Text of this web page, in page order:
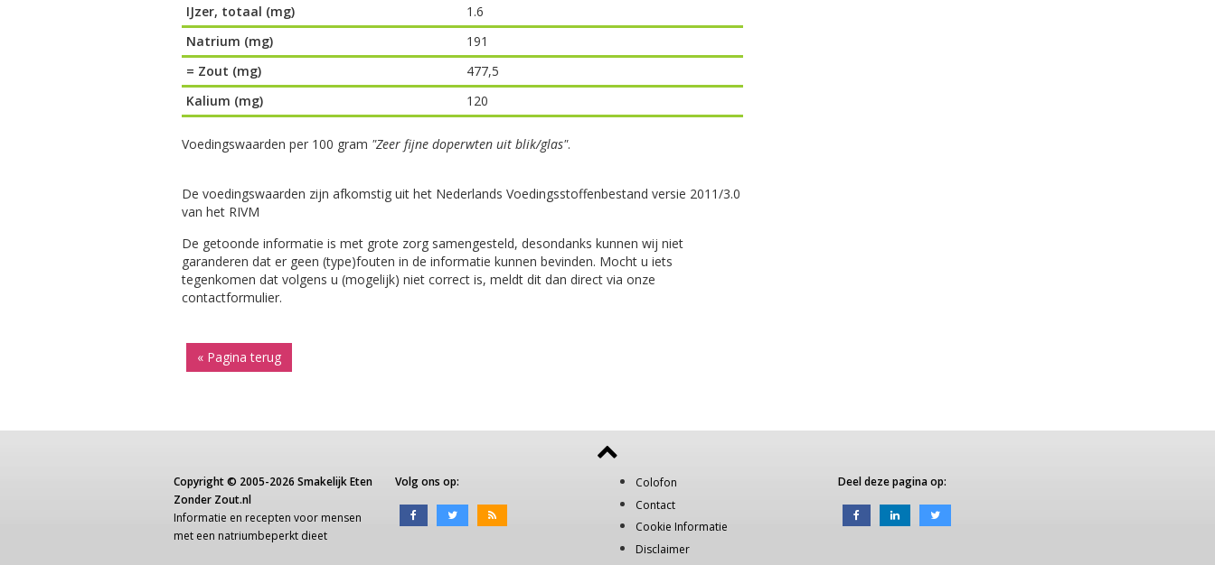
IJzer, totaal (mg)
1.6
Natrium (mg)
191
= Zout (mg)
477,5
Kalium (mg)
120
Voedingswaarden per 100 gram "Zeer fijne doperwten uit blik/glas".
De voedingswaarden zijn afkomstig uit het Nederlands Voedingsstoffenbestand versie 2011/3.0
van het RIVM
De getoonde informatie is met grote zorg samengesteld, desondanks kunnen wij niet
garanderen dat er geen (type)fouten in de informatie kunnen bevinden. Mocht u iets
tegenkomen dat volgens u (mogelijk) niet correct is, meldt dit dan direct via onze
contactformulier.
« Pagina terug
Copyright © 2005-2026 Smakelijk Eten
Zonder Zout.nl
Informatie en recepten voor mensen
met een natriumbeperkt dieet
Volg ons op:
Colofon
Contact
Cookie Informatie
Disclaimer
Deel deze pagina op: